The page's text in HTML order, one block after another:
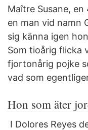
Maître Susane,
en man vid namn
sig känna igen
Som tioårig flicka
fjortonårig pojke
vad som
Hon som äter
I Dolores Reyes